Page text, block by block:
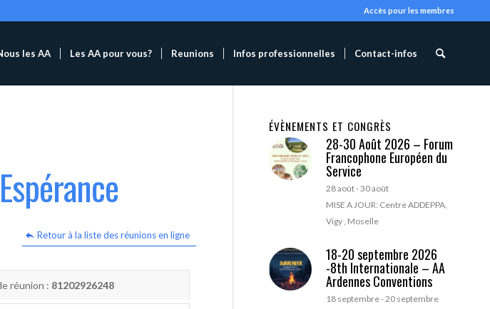
Accès pour les membres
les AA Les AA pour vous? Reunions Infos professionnelles Contact-infos
Retour à la liste des réunions en ligne
réunion : 81202926248
ÉVÈNEMENTS ET CONGRÈS
28-30 Août 2026 – Forum
Francophone Européen du
Service
28 août-30 août
MISE A JOUR: Centre ADDEPPA,
Vigy , Moselle
18-20 septembre 2026
-8th Internationale – AA
Ardennes Conventions
18 septembre-20 septembre